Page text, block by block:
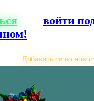
сайта,
войти
Добавить свою